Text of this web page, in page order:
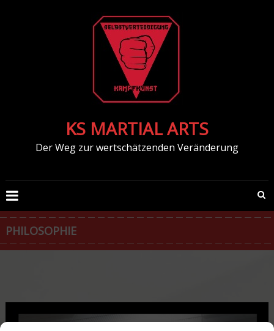
KS MARTIAL ARTS
Der Weg zur wertschätzenden Veränderung
PHILOSOPHIE